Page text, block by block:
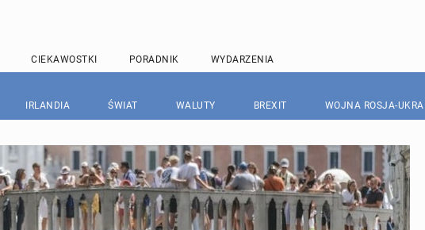
CIEKAWOSTKI PORADNIK WYDARZENIA
IRLANDIA ŚWIAT WALUTY BREXIT WOJNA ROSJA-